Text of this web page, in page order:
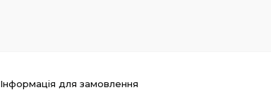
Інформація для замовлення